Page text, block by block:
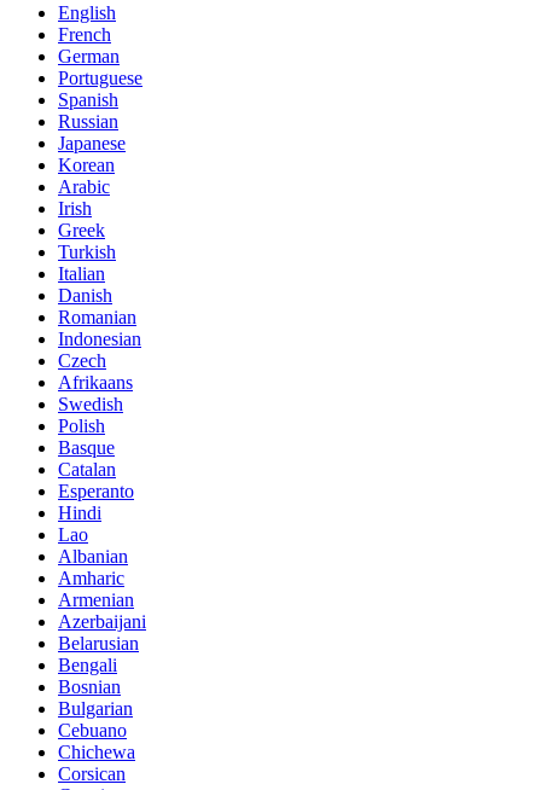
English
French
German
Portuguese
Spanish
Russian
Japanese
Korean
Arabic
Irish
Greek
Turkish
Italian
Danish
Romanian
Indonesian
Czech
Afrikaans
Swedish
Polish
Basque
Catalan
Esperanto
Hindi
Lao
Albanian
Amharic
Armenian
Azerbaijani
Belarusian
Bengali
Bosnian
Bulgarian
Cebuano
Chichewa
Corsican